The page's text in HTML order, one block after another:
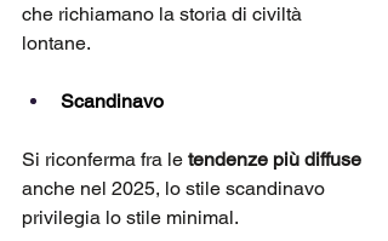
che richiamano la storia di civiltà
lontane.
Scandinavo
Si riconferma fra le tendenze più diffuse
anche nel 2025, lo stile scandinavo
privilegia lo stile minimal.